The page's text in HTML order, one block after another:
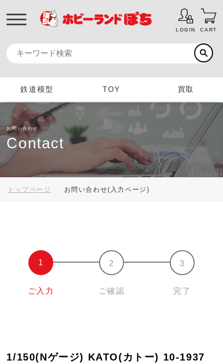
LOGIN CART
鉄道模型 TOY 買取
お問い合わせ
Contact
トップページ お問い合わせ(入力ページ)
ご入力 ご確認 完了
1/150(Nゲージ) KATO(カトー) 10-1937